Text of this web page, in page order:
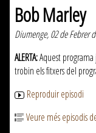
Bob Marley
Diumenge, 02 de Febrer
ALERTA:Aquest
trobin els fitxers del
Reproduir episodi
Veure més episodis